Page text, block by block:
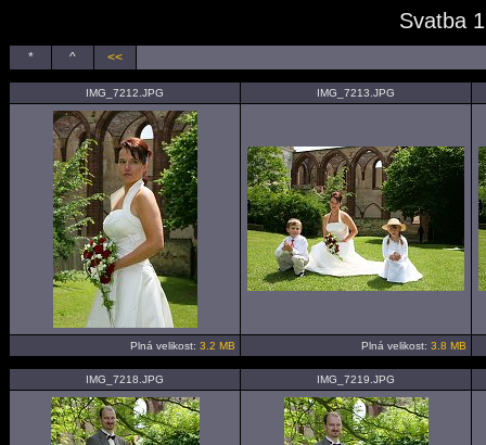
Svatba
* ^ <<
IMG_7212.JPG IMG_7213.JPG
Plná velikost: 3.2 MB Plná velikost: 3.8 MB
IMG_7218.JPG IMG_7219.JPG